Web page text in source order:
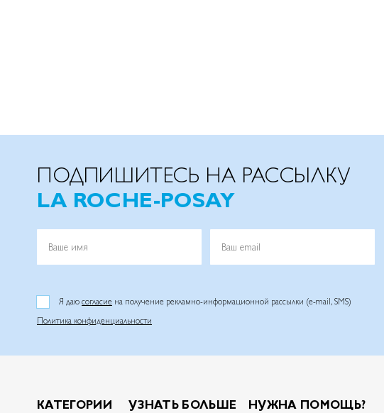
ПОДПИШИТЕСЬ НА РАССЫЛКУ
LA ROCHE-POSAY
Ваше имя Ваш email
Я даю согласие на получение рекламно-информационной рассылки (e-mail, SMS)
Политика конфиденциальности
КАТЕГОРИИ УЗНАТЬ БОЛЬШЕ НУЖНА ПОМОЩЬ?